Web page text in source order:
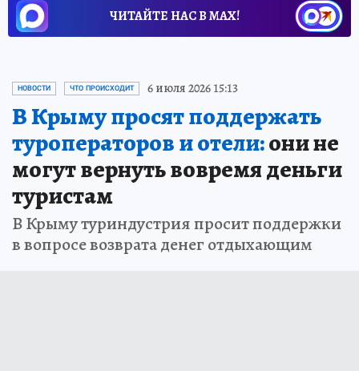
ЧИТАЙТЕ НАС В МАХ!
НОВОСТИ ЧТО ПРОИСХОДИТ 6 июля 2026 15:13
В Крыму просят поддержать
туроператоров и отели:они не
могут вернуть вовремя деньги
туристам
В Крыму туриндустрия просит поддержки
в вопросе возврата денег отдыхающим